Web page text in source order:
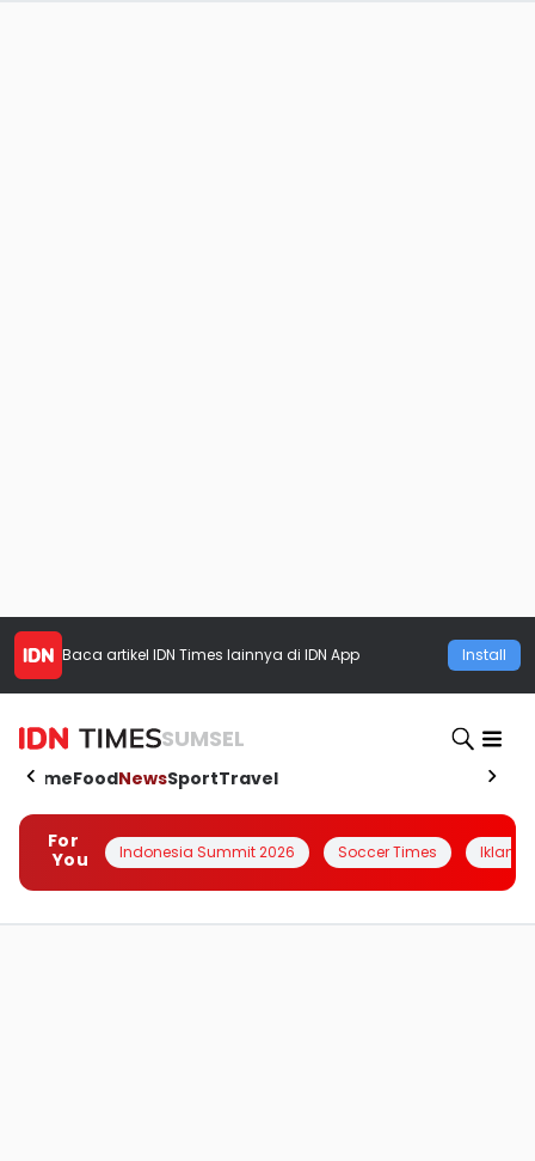
Baca artikel IDN Times lainnya di IDN App Install
SUMSEL
HomeFoodNewsSportTravel
For
You
Indonesia Summit 2026 Soccer Times Iklanin